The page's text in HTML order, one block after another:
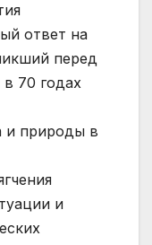
ответ на
перед
в 70 годах
и природы в
и